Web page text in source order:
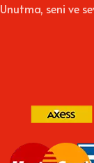
Unutma, seni ve